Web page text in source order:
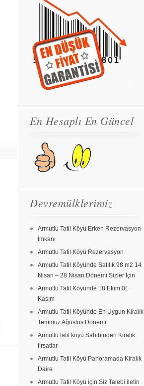
En Hesaplı En Güncel
Devremülklerimiz
Armutlu Tatil Köyü Erken Rezervasyon
İmkanı
Armutlu Tatil Köyü Rezervasyon
Armutlu Tatil Köyünde Satılık 98 m2 14
Nisan – 28 Nisan Dönemi Sizler İçin
Armutlu Tatil Köyünde 18 Ekim 01
Kasım
Armutlu Tatil Köyünde En Uygun Kiralık
Temmuz Ağustos Dönemi
Armutlu tatil köyü Sahibinden Kiralık
fırsatlar
Armutlu Tatil Köyü Panoramada Kiralık
Daire
Armutlu Tatil Köyü için Siz Talebi iletin